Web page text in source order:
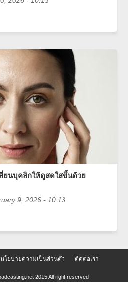
ยนบุคลิกให้ดูสดใสขึ้นด้วย
9, 2026 - 10:13
นโยบายความเป็นส่วนตัว ติดต่อเรา
2015 All right reserved